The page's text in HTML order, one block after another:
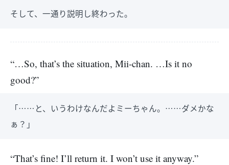
そして、一通り説明し終わった。
“…So, that’s the situation, Mii-chan. …Is it no
good?”
「……と、いうわけなんだよミーちゃん。……ダメかな
ぁ？」
“That’s fine! I’ll return it. I won’t use it anyway.”